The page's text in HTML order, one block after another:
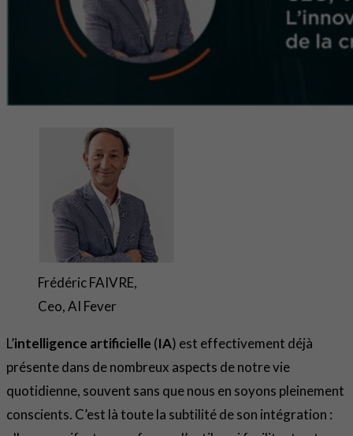
Frédéric FAIVRE,
Ceo, AI Fever
L’intelligence artificielle (IA) est effectivement déjà
présente dans de nombreux aspects de notre vie
quotidienne, souvent sans que nous en soyons pleinement
conscients. C’est là toute la subtilité de son intégration :